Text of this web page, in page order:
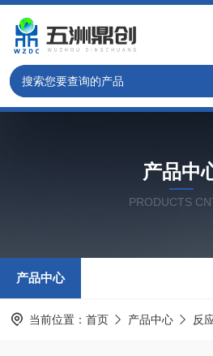
产品中
PRODUCTS
产品中心
当前位置： 首页 产品中心 反